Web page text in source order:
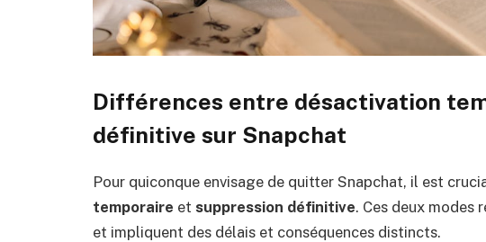
Différences entre désactivation
définitive sur Snapchat
Pour quiconque envisage de quitter Snapchat, il est
temporaire et suppression définitive. Ces deux
et impliquent des délais et conséquences distincts.